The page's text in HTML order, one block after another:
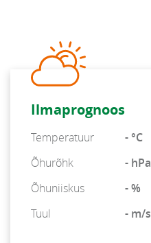
Ilmaprognoos
Temperatuur
- °C
Õhurõhk
- hPa
Õhuniiskus
- %
Tuul
- m/s